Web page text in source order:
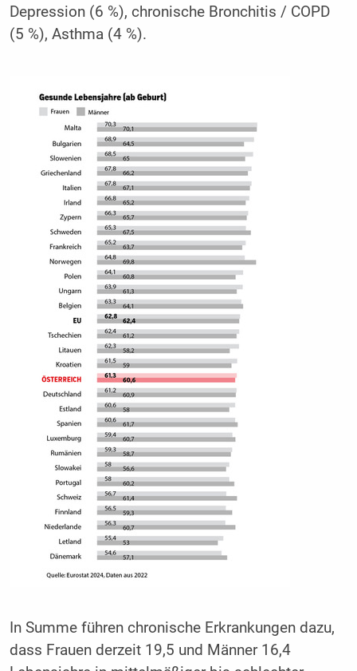
Depression (6 %), chronische Bronchitis / COPD
(5 %), Asthma (4 %).
In Summe führen chronische Erkrankungen dazu,
dass Frauen derzeit 19,5 und Männer 16,4